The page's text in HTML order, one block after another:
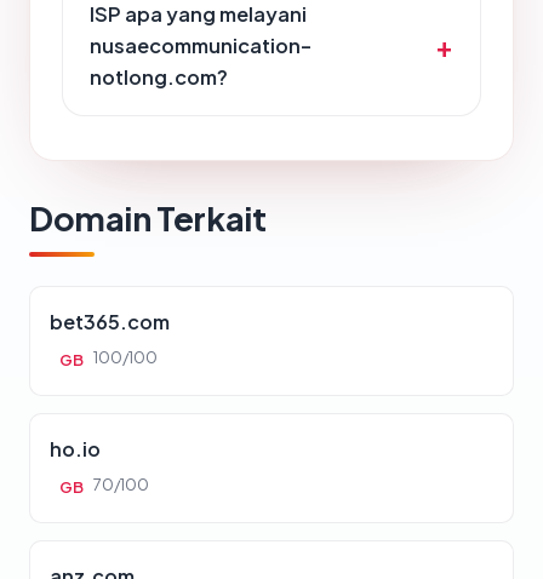
ISP apa yang melayani
nusaecommunication-
notlong.com?
Domain Terkait
bet365.com
GB 100/100
ho.io
GB 70/100